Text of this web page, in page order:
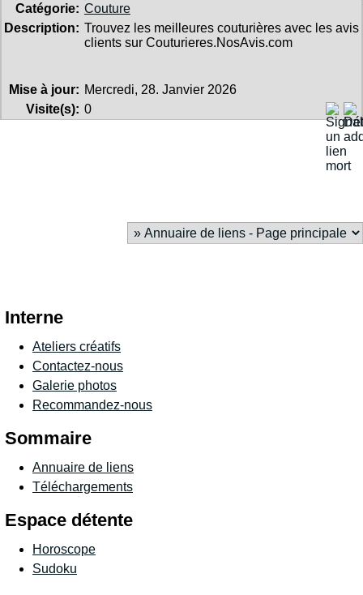
Catégorie: Couture
Description: Trouvez les meilleures couturières avec les avis
clients sur Couturieres.NosAvis.com
Mise à jour: Mercredi, 28. Janvier 2026
Visite(s): 0
Interne
Ateliers créatifs
Contactez-nous
Galerie photos
Recommandez-nous
Sommaire
Annuaire de liens
Téléchargements
Espace détente
Horoscope
Sudoku